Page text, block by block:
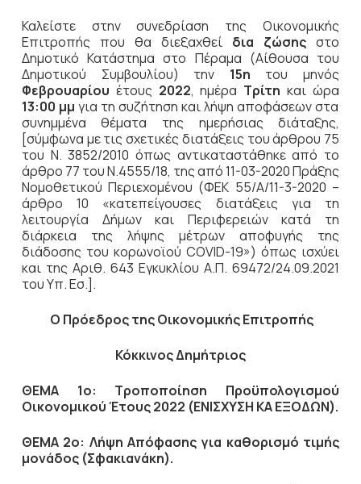
Καλείστε στην συνεδρίαση της Οικονομικής
Επιτροπής που θα διεξαχθεί δια ζώσηςστο
Δημοτικό Κατάστημα στο Πέραμα (Αίθουσα του
Δημοτικού Συμβουλίου) την 15η του μηνός
Φεβρουαρίου έτους 2022, ημέρα Τρίτηκαι ώρα
13:00 μμ για τη συζήτηση και λήψη αποφάσεων στα
συνημμένα θέματα της ημερήσιας διάταξης,
[σύμφωνα με τις σχετικές διατάξεις του άρθρου 75
του Ν. 3852/2010 όπως αντικαταστάθηκε από το
άρθρο 77 του Ν.4555/18, της από 11-03-2020 Πράξης
Νομοθετικού Περιεχομένου (ΦΕΚ 55/Α/11-3-2020 –
άρθρο 10 «κατεπείγουσες διατάξεις για τη
λειτουργία Δήμων και Περιφερειών κατά τη
διάρκεια της λήψης μέτρων αποφυγής της
διάδοσης του κορωνοϊού COVID-19») όπως ισχύει
και της Αριθ. 643 Εγκυκλίου Α.Π. 69472/24.09.2021
του Υπ. Εσ.].
Ο Πρόεδροςτης Οικονομικής Επιτροπής
Κόκκινος Δημήτριος
ΘΕΜΑ 1ο: Τροποποίηση Προϋπολογισμού
Οικονομικού Έτους 2022 (ΕΝΙΣΧΥΣΗ ΚΑ ΕΞΟΔΩΝ).
ΘΕΜΑ 2ο: Λήψη Απόφασης για καθορισμό τιμής
μονάδος (Σφακιανάκη).